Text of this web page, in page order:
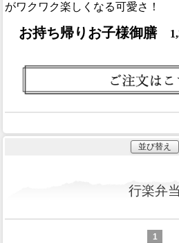
がワクワク楽しくなる可愛さ！
お持ち帰りお子様御膳
並び替え
行楽弁当
1